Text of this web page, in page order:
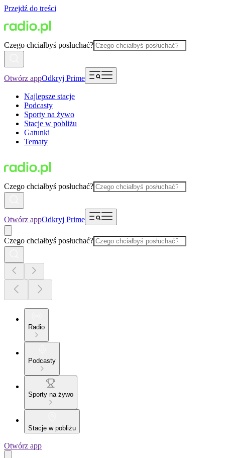
Przejdź do treści
Czego chciałbyś posłuchać?
Otwórz appOdkryj Prime
Najlepsze stacje
Podcasty
Sporty na żywo
Stacje w pobliżu
Gatunki
Tematy
Czego chciałbyś posłuchać?
Otwórz appOdkryj Prime
Czego chciałbyś posłuchać?
Radio
Podcasty
Sporty na żywo
Stacje w pobliżu
Otwórz app